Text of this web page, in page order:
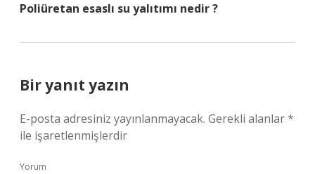
Poliüretan esaslı su yalıtımı nedir ?
Bir yanıt yazın
E-posta adresiniz yayınlanmayacak. Gerekli alanlar*
ile işaretlenmişlerdir
Yorum